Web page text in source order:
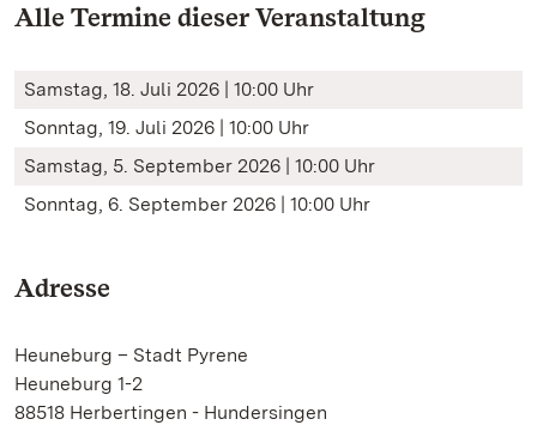
Alle Termine dieser Veranstaltung
Samstag, 18. Juli 2026 | 10:00 Uhr
Sonntag, 19. Juli 2026 | 10:00 Uhr
Samstag, 5. September 2026 | 10:00 Uhr
Sonntag, 6. September 2026 | 10:00 Uhr
Adresse
Heuneburg – Stadt Pyrene
Heuneburg 1-2
88518 Herbertingen - Hundersingen